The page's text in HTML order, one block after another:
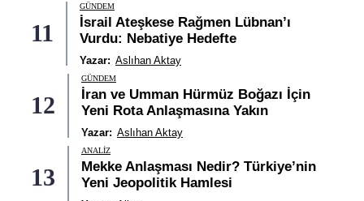
11
GÜNDEM
İsrail Ateşkese Rağmen Lübnan’ı
Vurdu: Nebatiye Hedefte
Yazar: Aslıhan Aktay
12
GÜNDEM
İran ve Umman Hürmüz Boğazı İçin
Yeni Rota Anlaşmasına Yakın
Yazar: Aslıhan Aktay
13
ANALIZ
Mekke Anlaşması Nedir? Türkiye’nin
Yeni Jeopolitik Hamlesi